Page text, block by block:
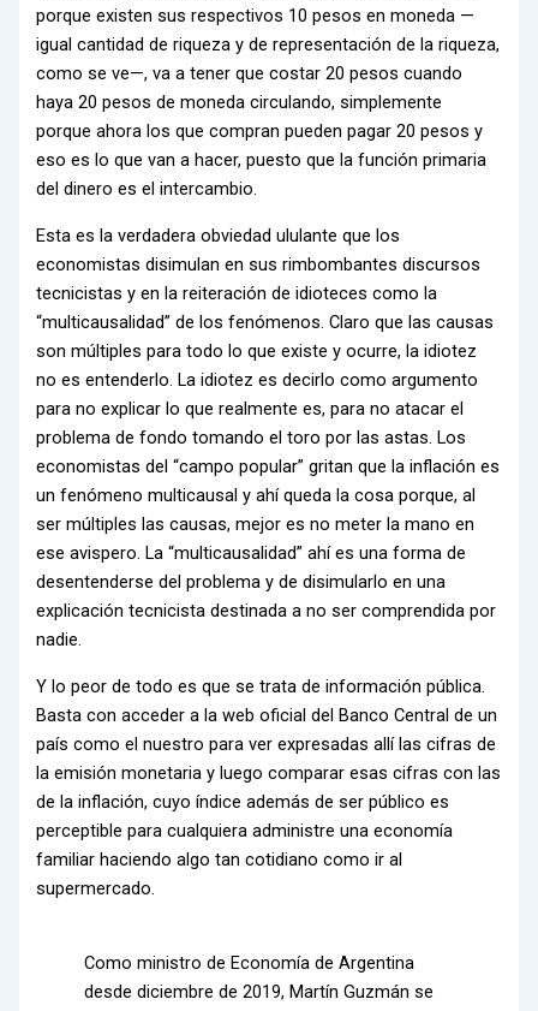
porque existen sus respectivos 10 pesos en moneda —
igual cantidad de riqueza y de representación de la riqueza,
como se ve—, va a tener que costar 20 pesos cuando
haya 20 pesos de moneda circulando, simplemente
porque ahora los que compran pueden pagar 20 pesos y
eso es lo que van a hacer, puesto que la función primaria
del dinero es el intercambio.
Esta es la verdadera obviedad ululante que los
economistas disimulan en sus rimbombantes discursos
tecnicistas y en la reiteración de idioteces como la
“multicausalidad” de los fenómenos. Claro que las causas
son múltiples para todo lo que existe y ocurre, la idiotez
no es entenderlo. La idiotez es decirlo como argumento
para no explicar lo que realmente es, para no atacar el
problema de fondo tomando el toro por las astas. Los
economistas del “campo popular” gritan que la inflación es
un fenómeno multicausal y ahí queda la cosa porque, al
ser múltiples las causas, mejor es no meter la mano en
ese avispero. La “multicausalidad” ahí es una forma de
desentenderse del problema y de disimularlo en una
explicación tecnicista destinada a no ser comprendida por
nadie.
Y lo peor de todo es que se trata de información pública.
Basta con acceder a la web oficial del Banco Central de un
país como el nuestro para ver expresadas allí las cifras de
la emisión monetaria y luego comparar esas cifras con las
de la inflación, cuyo índice además de ser público es
perceptible para cualquiera administre una economía
familiar haciendo algo tan cotidiano como ir al
supermercado.
Como ministro de Economía de Argentina
desde diciembre de 2019, Martín Guzmán se